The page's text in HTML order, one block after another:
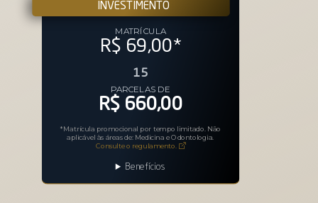
INVESTIMENTO
MATRÍCULA
R$ 69,00*
15
PARCELAS DE
R$ 660,00
*Matrícula promocional por tempo limitado. Não
aplicável às áreas de: Medicina e Odontologia.
Consulte o regulamento.
Benefícios